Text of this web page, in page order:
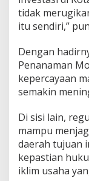
tidak
itu sendiri,”
Dengan
Penanaman
kepercayaan
semakin
Di sisi lain,
mampu
daerah tujuan
kepastian
iklim usaha